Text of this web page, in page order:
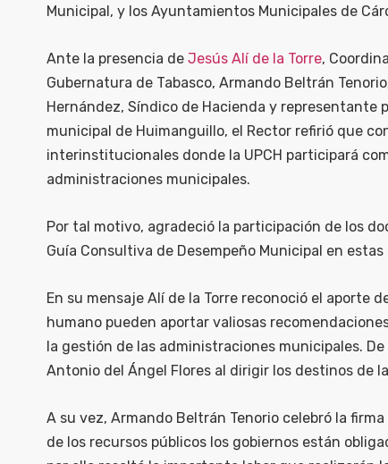
Municipal, y los Ayuntamientos Municipales de
Ante la presencia de Jesús Alí de la Torre,
Gubernatura de Tabasco, Armando Beltrán
Hernández, Síndico de Hacienda y representante
municipal de Huimanguillo, el Rector refirió que
interinstitucionales donde la UPCH participará
administraciones municipales.
Por tal motivo, agradeció la participación de los
Guía Consultiva de Desempeño Municipal en
En su mensaje Alí de la Torre reconoció el aporte
humano pueden aportar valiosas
la gestión de las administraciones municipales.
Antonio del Ángel Flores al dirigir los destinos de
A su vez, Armando Beltrán Tenorio celebró la
de los recursos públicos los gobiernos están